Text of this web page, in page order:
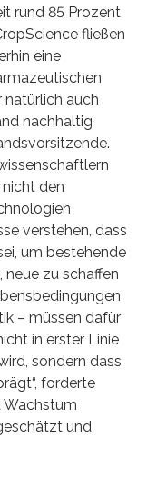
rund 85 Prozent
fließen
eine
natürlich auch
nachhaltig
den
verstehen, dass
um bestehende
zu schaffen
– müssen dafür
in erster Linie
sondern dass
forderte
Wachstum
und